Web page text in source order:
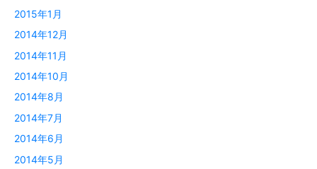
2015年1月
2014年12月
2014年11月
2014年10月
2014年8月
2014年7月
2014年6月
2014年5月